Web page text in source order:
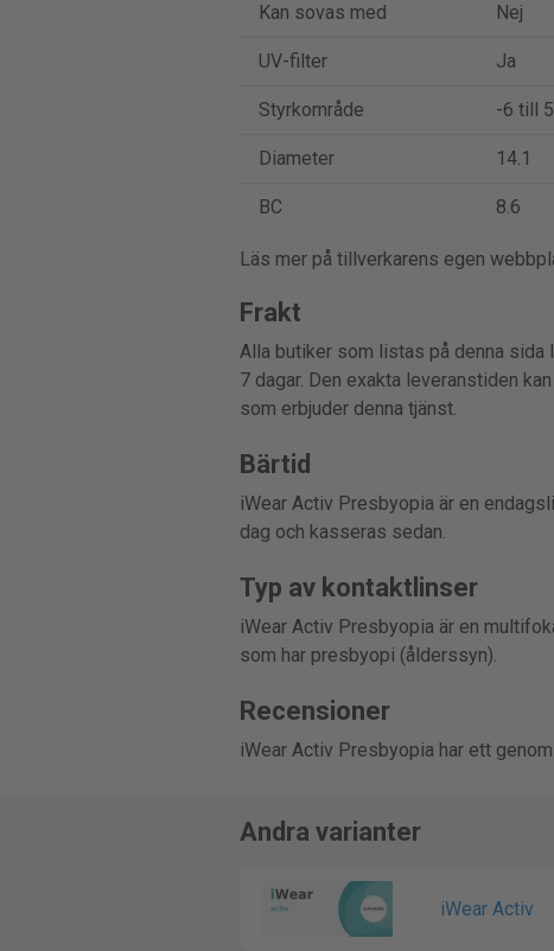
Kan sovas med Nej
UV-filter Ja
Styrkområde -6 till 5
Diameter 14.1
BC 8.6
Läs mer på tillverkarens egen
Frakt
Alla butiker som listas på denna sida
7 dagar. Den exakta leveranstiden
som erbjuder denna tjänst.
Bärtid
iWear Activ Presbyopia är en
dag och kasseras sedan.
Typ av kontaktlinser
iWear Activ Presbyopia är en
som har presbyopi (ålderssyn).
Recensioner
iWear Activ Presbyopia har ett
Andra varianter
iWear Activ